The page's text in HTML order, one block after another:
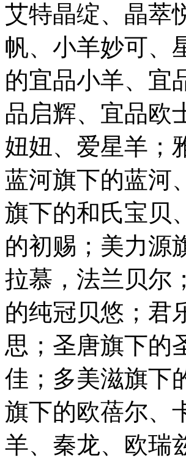
艾特晶绽、晶萃
帆、小羊妙可、
的宜品小羊、宜
品启辉、宜品欧
妞妞、爱星羊；
蓝河旗下的蓝河
旗下的和氏宝贝
的初赐；美力源
拉慕，法兰贝尔
的纯冠贝悠；君
思；圣唐旗下的
佳；多美滋旗下
旗下的欧蓓尔、
羊、秦龙、欧瑞